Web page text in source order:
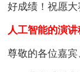
好成绩！祝愿大
人工智能的演讲
尊敬的各位嘉宾